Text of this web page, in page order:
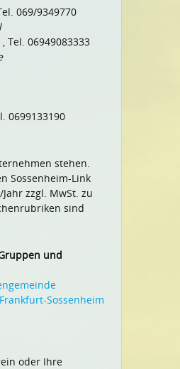
069/9349770
, Tel. 06949083333
0699133190
stehen.
Sossenheim-Link
zzgl. MwSt. zu
sind
und
Sossenheim
oder Ihre